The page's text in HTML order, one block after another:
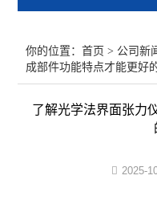
表面张力仪
界面张力仪
你的位置：首页 > 公司新
成部件功能特点才能更好
了解光学法界面张力
2025-